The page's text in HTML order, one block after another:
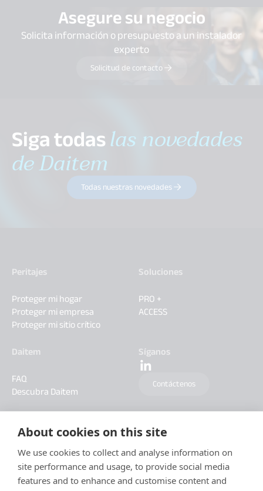
About cookies on this site
We use cookies to collect and analyse information on
site performance and usage, to provide social media
features and to enhance and customise content and
Asegure su negocio
Solicita información o presupuesto a un instalador
experto
Solicitud de contacto
Siga todaslas novedades
de Daitem
Todas nuestras novedades
Peritajes
Proteger mi hogar
Proteger mi empresa
Proteger mi sitio crítico
Soluciones
PRO +
ACCESS
Daitem
FAQ
Descubra Daitem
Síganos
Contáctenos